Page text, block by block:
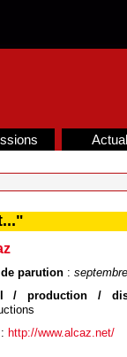
de parution:
/ production /
http://www.alcaz.net/